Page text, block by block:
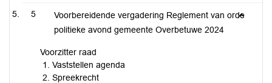
5
Voorbereidende vergadering Reglement van orde
politieke avond gemeente Overbetuwe 2024
Voorzitter raad
Vaststellen agenda
Spreekrecht